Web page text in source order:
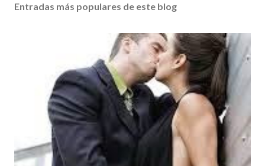
Entradas más populares de este blog